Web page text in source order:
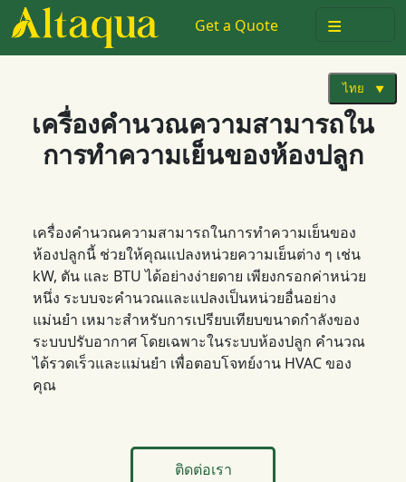
Get a Quote ≡
ไทย
เครื่องคำนวณความสามารถใน
การทำความเย็นของห้องปลูก
เครื่องคำนวณความสามารถในการทำความเย็นของ
ห้องปลูกนี้ ช่วยให้คุณแปลงหน่วยความเย็นต่าง ๆ เช่น
kW, ตัน และ BTU ได้อย่างง่ายดาย เพียงกรอกค่าหน่วย
หนึ่ง ระบบจะคำนวณและแปลงเป็นหน่วยอื่นอย่าง
แม่นยำ เหมาะสำหรับการเปรียบเทียบขนาดกำลังของ
ระบบปรับอากาศ โดยเฉพาะในระบบห้องปลูก คำนวณ
ได้รวดเร็วและแม่นยำ เพื่อตอบโจทย์งาน HVAC ของ
คุณ
ติดต่อเรา